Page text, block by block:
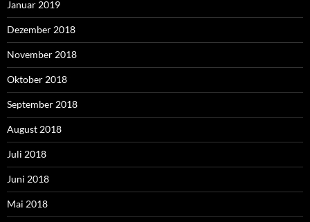
Januar 2019
Dezember 2018
November 2018
Oktober 2018
September 2018
August 2018
Juli 2018
Juni 2018
Mai 2018